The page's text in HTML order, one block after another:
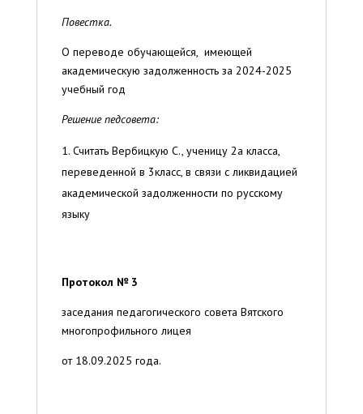
Повестка.
О переводе обучающейся, имеющей
академическую задолженность за 2024-2025
учебный год
Решение педсовета:
Считать Вербицкую С., ученицу 2а класса,
переведенной в 3класс, в связи с ликвидацией
академической задолженности по русскому
языку
Протокол № 3
заседания педагогического совета Вятского
многопрофильного лицея
от 18.09.2025 года.